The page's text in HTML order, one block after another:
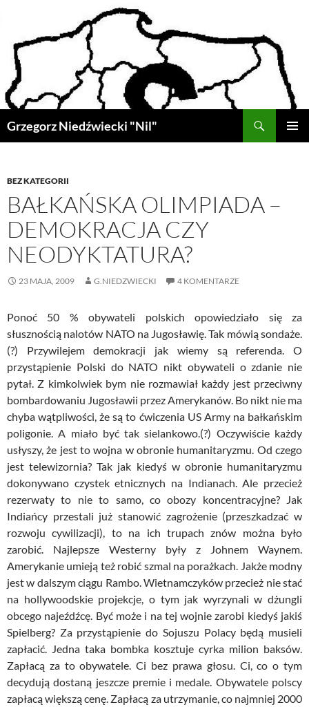
treści
Grzegorz Niedźwiecki "Nil"
BEZ KATEGORII
BAŁKAŃSKA OLIMPIADA –
DEMOKRACJA CZY
NEODYKTATURA?
23 MAJA, 2009 G.NIEDZWIECKI 4 KOMENTARZE
Ponoć 50 % obywateli polskich opowiedziało się za
słusznością nalotów NATO na Jugosławię. Tak mówią sondaże.
(?) Przywilejem demokracji jak wiemy są referenda. O
przystąpienie Polski do NATO nikt obywateli o zdanie nie
pytał. Z kimkolwiek bym nie rozmawiał każdy jest przeciwny
bombardowaniu Jugosławii przez Amerykanów. Bo nikt nie ma
chyba wątpliwości, że są to ćwiczenia US Armyna bałkańskim
poligonie. A miało być tak sielankowo.(?) Oczywiście każdy
usłyszy, że jest to wojna w obronie humanitaryzmu. Od czego
jesttelewizornia? Tak jak kiedyś w obronie humanitaryzmu
dokonywano czystek etnicznych na Indianach. Ale przecież
rezerwaty to nie to samo, co obozy koncentracyjne? Jak
Indiańcy przestali już stanowić zagrożenie (przeszkadzać w
rozwoju cywilizacji), to na ich trupach znów można było
zarobić. Najlepsze Westerny były z Johnem Waynem
Amerykanie umieją też robić szmal na porażkach. Jakże modny
jest w dalszym ciągu Rambo. Wietnamczyków przecież nie stać
na hollywoodskieprojekcje, o tym jak wyrzynali w dżungli
obcego najeźdźcę. Być może i na tej wojnie zarobi kiedyś jakiś
Spielberg? Za przystąpienie do Sojuszu Polacy będą musieli
zapłacić. Jedna taka bombka kosztuje cyrka milion baksów
Zapłacą za to obywatele. Ci bez prawa głosu. Ci, co o tym
decydują dostaną jeszcze premie i medale. Obywatele polscy
zapłacą większą cenę. Zapłacą za utrzymanie, co najmniej 2000